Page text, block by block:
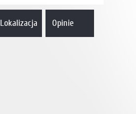
Lokalizacja Opinie